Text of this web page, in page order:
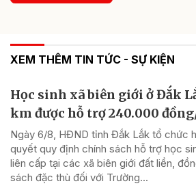
XEM THÊM TIN TỨC - SỰ KIỆN
Học sinh xã biên giới ở Đắk
km được hỗ trợ 240.000
Ngày 6/8, HĐND tỉnh Đắk Lắk tổ chức
quyết quy định chính sách hỗ trợ học
liên cấp tại các xã biên giới đất liền,
sách đặc thù đối với Trường...